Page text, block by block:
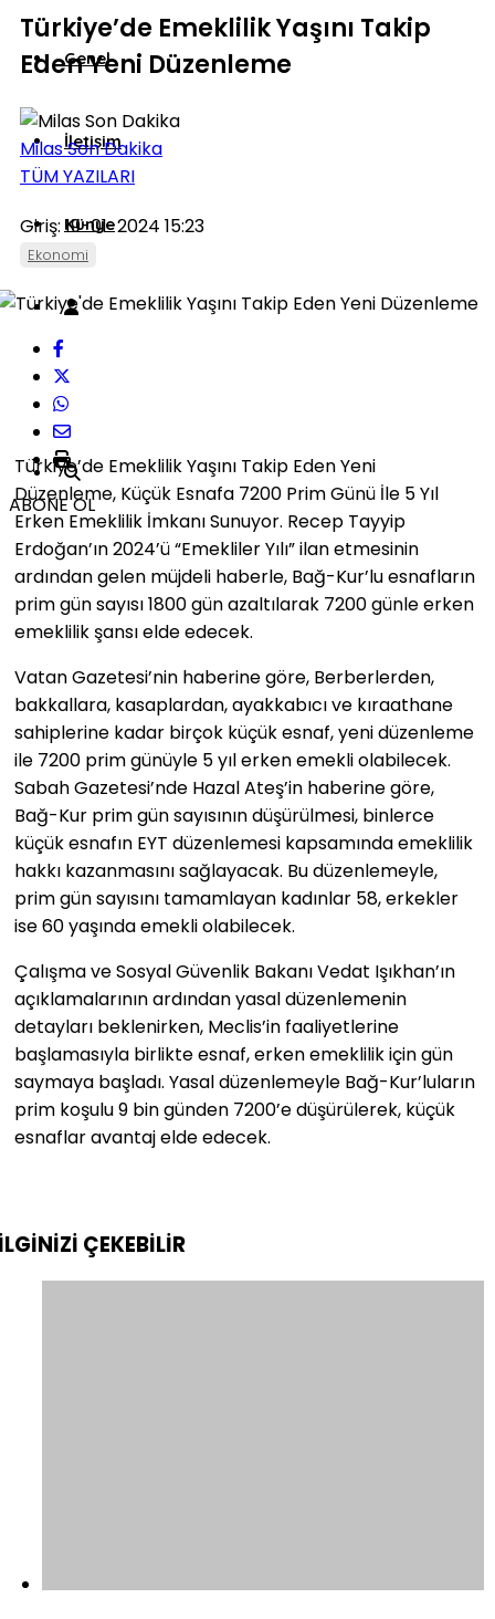
Genel
İletişim
Künye
Türkiye’de Emeklilik Yaşını Takip
Eden Yeni Düzenleme
Milas Son Dakika
TÜM YAZILARI
Giriş: 19-01-2024 15:23
Ekonomi
ABONE OL
Türkiye’de Emeklilik Yaşını Takip Eden Yeni
Düzenleme, Küçük Esnafa 7200 Prim Günü İle 5 Yıl
Erken Emeklilik İmkanı Sunuyor. Recep Tayyip
Erdoğan’ın 2024’ü “Emekliler Yılı” ilan etmesinin
ardından gelen müjdeli haberle, Bağ-Kur’lu esnafların
prim gün sayısı 1800 gün azaltılarak 7200 günle erken
emeklilik şansı elde edecek.
Vatan Gazetesi’nin haberine göre, Berberlerden,
bakkallara, kasaplardan, ayakkabıcı ve kıraathane
sahiplerine kadar birçok küçük esnaf, yeni düzenleme
ile 7200 prim günüyle 5 yıl erken emekli olabilecek.
Sabah Gazetesi’nde Hazal Ateş’in haberine göre,
Bağ-Kur prim gün sayısının düşürülmesi, binlerce
küçük esnafın EYT düzenlemesi kapsamında emeklilik
hakkı kazanmasını sağlayacak. Bu düzenlemeyle,
prim gün sayısını tamamlayan kadınlar 58, erkekler
ise 60 yaşında emekli olabilecek.
Çalışma ve Sosyal Güvenlik Bakanı Vedat Işıkhan’ın
açıklamalarının ardından yasal düzenlemenin
detayları beklenirken, Meclis’in faaliyetlerine
başlamasıyla birlikte esnaf, erken emeklilik için gün
saymaya başladı. Yasal düzenlemeyle Bağ-Kur’luların
prim koşulu 9 bin günden 7200’e düşürülerek, küçük
esnaflar avantaj elde edecek.
ÇEKEBİLİR